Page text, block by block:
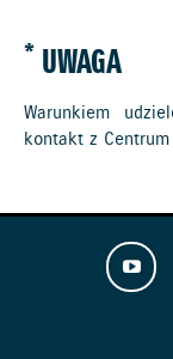
* UWAGA
Warunkiem
kontakt z Centrum